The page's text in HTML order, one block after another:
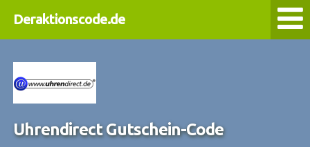
Deraktionscode.de
Uhrendirect Gutschein-Code